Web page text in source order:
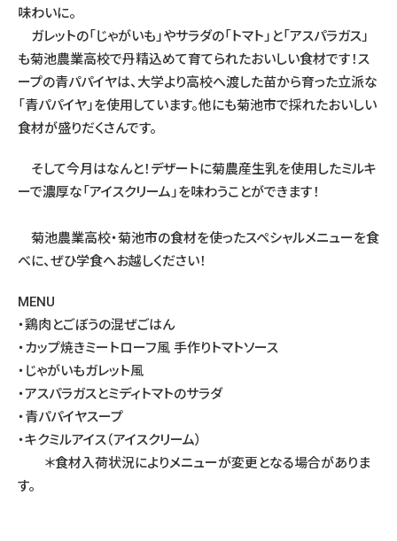
味わいに。
ガレットの「じゃがいも」やサラダの「トマト」と「アスパラガス」
も菊池農業高校で丹精込めて育てられたおいしい食材です！ス
ープの青パパイヤは、大学より高校へ渡した苗から育った立派な
「青パパイヤ」を使用しています。他にも菊池市で採れたおいしい
食材が盛りだくさんです。
そして今月はなんと！デザートに菊農産生乳を使用したミルキ
ーで濃厚な「アイスクリーム」を味わうことができます！
菊池農業高校・菊池市の食材を使ったスペシャルメニューを食
べに、ぜひ学食へお越しください！
MENU
・鶏肉とごぼうの混ぜごはん
・カップ焼きミートローフ風 手作りトマトソース
・じゃがいもガレット風
・アスパラガスとミディトマトのサラダ
・青パパイヤスープ
・キクミルアイス（アイスクリーム）
＊食材入荷状況によりメニューが変更となる場合がありま
す。